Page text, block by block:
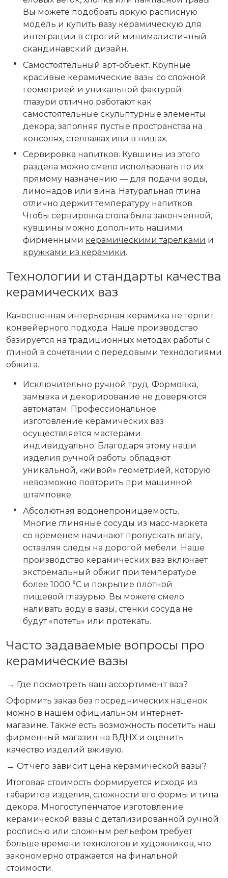
Вы можете подобрать яркую расписную
модель и купить вазу керамическую для
интеграции в строгий минималистичный
скандинавский дизайн.
Самостоятельный арт-объект. Крупные
красивые керамические вазы со сложной
геометрией и уникальной фактурой
глазури отлично работают как
самостоятельные скульптурные элементы
декора, заполняя пустые пространства на
консолях, стеллажах или в нишах.
Сервировка напитков. Кувшины из этого
раздела можно смело использовать по их
прямому назначению — для подачи воды,
лимонадов или вина. Натуральная глина
отлично держит температуру напитков.
Чтобы сервировка стола была законченной,
кувшины можно дополнить нашими
фирменными керамическими тарелками и
кружками из керамики.
Технологии и стандарты качества
керамических ваз
Качественная интерьерная керамика не терпит
конвейерного подхода. Наше производство
базируется на традиционных методах работы с
глиной в сочетании с передовыми технологиями
обжига.
Исключительно ручной труд. Формовка,
замывка и декорирование не доверяются
автоматам. Профессиональное
изготовление керамических ваз
осуществляется мастерами
индивидуально. Благодаря этому наши
изделия ручной работы обладают
уникальной, «живой» геометрией, которую
невозможно повторить при машинной
штамповке.
Абсолютная водонепроницаемость.
Многие глиняные сосуды из масс-маркета
со временем начинают пропускать влагу,
оставляя следы на дорогой мебели. Наше
производство керамических ваз включает
экстремальный обжиг при температуре
более 1000 °C и покрытие плотной
пищевой глазурью. Вы можете смело
наливать воду в вазы, стенки сосуда не
будут «потеть» или протекать.
Часто задаваемые вопросы про
керамические вазы
→ Где посмотреть ваш ассортимент ваз?
Оформить заказ без посреднических наценок
можно в нашем официальном интернет-
магазине. Также есть возможность посетить наш
фирменный магазин на ВДНХ и оценить
качество изделий вживую.
→ От чего зависит цена керамической вазы?
Итоговая стоимость формируется исходя из
габаритов изделия, сложности его формы и типа
декора. Многоступенчатое изготовление
керамической вазы с детализированной ручной
росписью или сложным рельефом требует
больше времени технологов и художников, что
закономерно отражается на финальной
стоимости.